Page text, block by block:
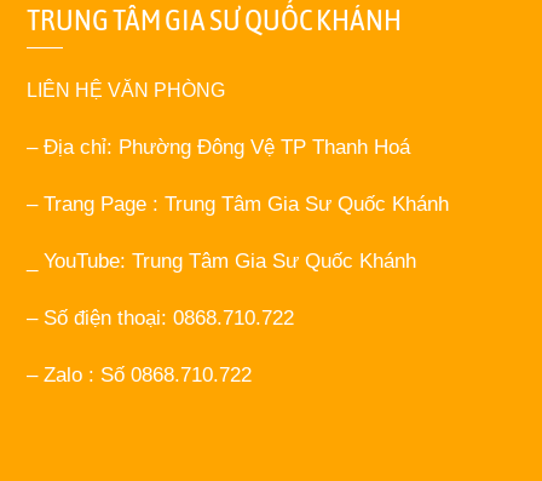
TRUNG TÂM GIA SƯ QUỐC KHÁNH
LIÊN HỆ VĂN PHÒNG
– Địa chỉ: Phường Đông Vệ TP Thanh Hoá
– Trang Page : Trung Tâm Gia Sư Quốc Khánh
_ YouTube: Trung Tâm Gia Sư Quốc Khánh
– Số điện thoại: 0868.710.722
– Zalo : Số 0868.710.722